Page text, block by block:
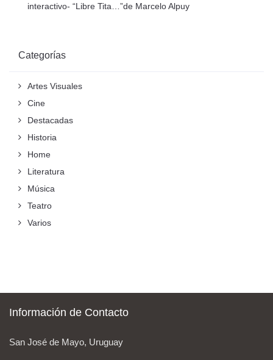
interactivo- “Libre Tita…”de Marcelo Alpuy
Categorías
Artes Visuales
Cine
Destacadas
Historia
Home
Literatura
Música
Teatro
Varios
Información de Contacto
San José de Mayo, Uruguay